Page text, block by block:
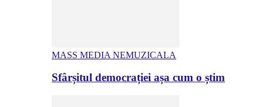
MASS MEDIA NEMUZICALA
Sfârșitul democrației așa cum o știm